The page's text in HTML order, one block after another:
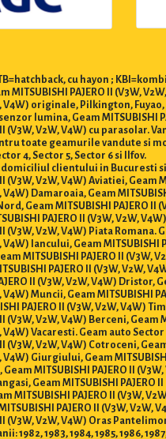
cu hayon ;
MITSUBISHI PAJERO II (V3W,
V4W) originale, Pilkington,
lumina, Geam MITSUBISHI
II (V3W, V2W, V4W) cu
toate geamurile vandute si
4, Sector 5, Sector 6 si Ilfov.
clientului in Bucuresti si
(V3W, V2W, V4W) Aviatiei, Geam
V4W) Damaroaia, Geam
Geam MITSUBISHI PAJERO II
PAJERO II (V3W, V2W,
(V3W, V2W, V4W) Piata Romana.
V4W) Iancului, Geam MITSUBISHI
MITSUBISHI PAJERO II (V3W,
PAJERO II (V3W, V2W,
II (V3W, V2W, V4W) Dristor,
V4W) Muncii, Geam MITSUBISHI
PAJERO II (V3W, V2W, V4W)
II (V3W, V2W, V4W) Berceni,
V4W) Vacaresti. Geam auto
(V3W, V2W, V4W) Cotroceni,
V4W) Giurgiului, Geam
MITSUBISHI PAJERO II
Geam MITSUBISHI PAJERO
MITSUBISHI PAJERO II (V3W,
PAJERO II (V3W, V2W,
II (V3W, V2W, V4W) Oras
1983, 1984, 1985, 1986, 1987,